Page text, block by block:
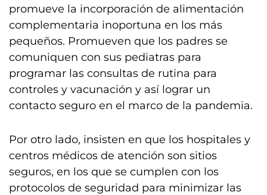
promueve la incorporación de alimentación
complementaria inoportuna en los más
pequeños. Promueven que los padres se
comuniquen con sus pediatras para
programar las consultas de rutina para
controles y vacunación y así lograr un
contacto seguro en el marco de la pandemia.
Por otro lado, insisten en que los hospitales y
centros médicos de atención son sitios
seguros, en los que se cumplen con los
protocolos de seguridad para minimizar las